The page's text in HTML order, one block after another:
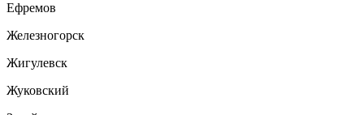
Ефремов
Железногорск
Жигулевск
Жуковский